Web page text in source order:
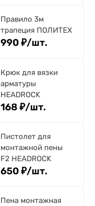
Правило 3м
трапеция ПОЛИТЕХ
990 ₽/шт.
Крюк для вязки
арматуры
HEADROCK
168 ₽/шт.
Пистолет для
монтажной пены
F2 HEADROCK
650 ₽/шт.
Пена монтажная